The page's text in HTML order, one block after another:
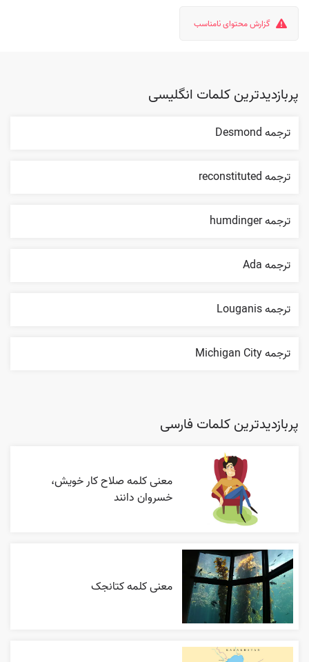
گزارش محتوای نامناسب
پربازدیدترین کلمات انگلیسی
ترجمه Desmond
ترجمه reconstituted
ترجمه humdinger
ترجمه Ada
ترجمه Louganis
ترجمه Michigan City
پربازدیدترین کلمات فارسی
معنی کلمه صلاح کار خویش،
خسروان دانند
معنی کلمه کتانجک